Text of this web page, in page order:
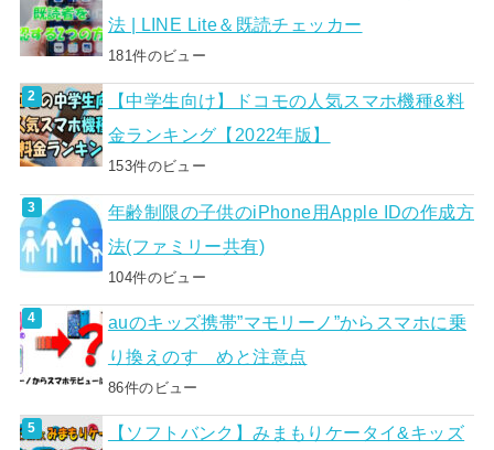
法 | LINE Lite＆既読チェッカー
181件のビュー
【中学生向け】ドコモの人気スマホ機種&料
金ランキング【2022年版】
153件のビュー
年齢制限の子供のiPhone用Apple IDの作成方
法(ファミリー共有)
104件のビュー
auのキッズ携帯”マモリーノ”からスマホに乗
り換えのすゝめと注意点
86件のビュー
【ソフトバンク】みまもりケータイ&キッズ